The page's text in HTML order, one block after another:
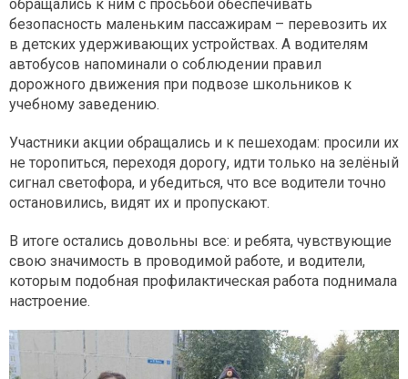
обращались к ним с просьбой обеспечивать
безопасность маленьким пассажирам – перевозить их
в детских удерживающих устройствах. А водителям
автобусов напоминали о соблюдении правил
дорожного движения при подвозе школьников к
учебному заведению.
Участники акции обращались и к пешеходам: просили их
не торопиться, переходя дорогу, идти только на зелёный
сигнал светофора, и убедиться, что все водители точно
остановились, видят их и пропускают.
В итоге остались довольны все: и ребята, чувствующие
свою значимость в проводимой работе, и водители,
которым подобная профилактическая работа поднимала
настроение.